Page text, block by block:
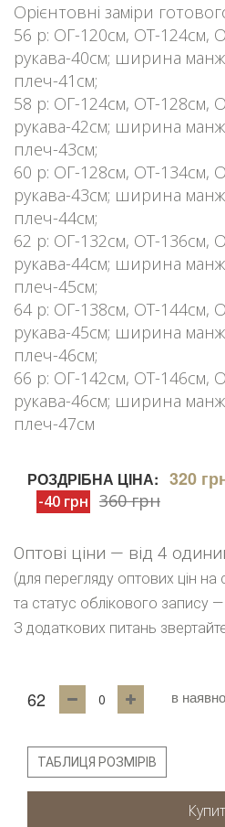
Орієнтовні заміри
56 р: ОГ-120см, ОТ-124см,
рукава-40см; ширина
плеч-41см;
58 р: ОГ-124см, ОТ-128см,
рукава-42см; ширина
плеч-43см;
60 р: ОГ-128см, ОТ-134см,
рукава-43см; ширина
плеч-44см;
62 р: ОГ-132см, ОТ-136см,
рукава-44см; ширина
плеч-45см;
64 р: ОГ-138см, ОТ-144см,
рукава-45см; ширина
плеч-46см;
66 р: ОГ-142см, ОТ-146см,
рукава-46см; ширина
плеч-47см
РОЗДРІБНА ЦІНА: 320
-40 грн 360 грн
Оптові ціни — від 4
(для перегляду оптових цін на
та статус облікового запису
З додаткових питань
62 в
ТАБЛИЦЯ РОЗМІРІВ